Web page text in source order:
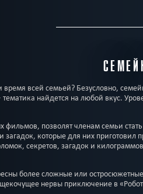
всей семьей? Безусловно,
найдется на любой вкус.
фильмов, позволят членам семьи
которые для них
секретов, загадок и
более сложные или остросюжетные
нервы приключение в